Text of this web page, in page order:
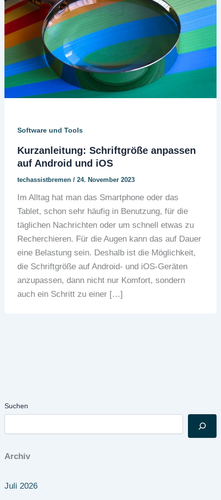
Suchen
Archiv
Juli 2026
Software und Tools
Kurzanleitung: Schriftgröße anpassen
auf Android und iOS
techassistbremen / 24. November 2023
Im Alltag hat man das Smartphone oder das
Tablet, schon sehr häufig in Benutzung, für die
täglichen Nachrichten oder um schnell etwas zu
Recherchieren. Für die Augen kann das auf Dauer
eine Belastung sein. Deshalb ist die Möglichkeit,
die Schriftgröße auf Android- und iOS-Geräten
anzupassen, dann nicht nur Komfort, sondern
auch ein Schritt zu einer […]